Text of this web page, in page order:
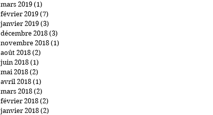
mars 2019 (1)
février 2019 (7)
janvier 2019 (3)
décembre 2018 (3)
novembre 2018 (1)
août 2018 (2)
juin 2018 (1)
mai 2018 (2)
avril 2018 (1)
mars 2018 (2)
février 2018 (2)
janvier 2018 (2)